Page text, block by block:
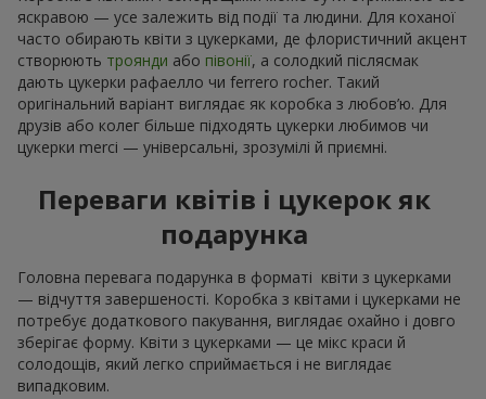
яскравою — усе залежить від події та людини. Для коханої
часто обирають квіти з цукерками, де флористичний акцент
створюють троянди або півонії, а солодкий післясмак
дають цукерки рафаелло чи ferrero rocher. Такий
оригінальний варіант виглядає як коробка з любов’ю. Для
друзів або колег більше підходять цукерки любимов чи
цукерки merci — універсальні, зрозумілі й приємні.
Переваги квітів і цукерок як
подарунка
Головна перевага подарунка в форматі квіти з цукерками
— відчуття завершеності. Коробка з квітами і цукерками не
потребує додаткового пакування, виглядає охайно і довго
зберігає форму. Квіти з цукерками — це мікс краси й
солодощів, який легко сприймається і не виглядає
випадковим.